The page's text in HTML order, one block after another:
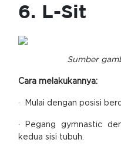
6. L-Sit
Sumber
Cara melakukannya:
· Mulai dengan posisi
· Pegang gymnastic
kedua sisi tubuh.